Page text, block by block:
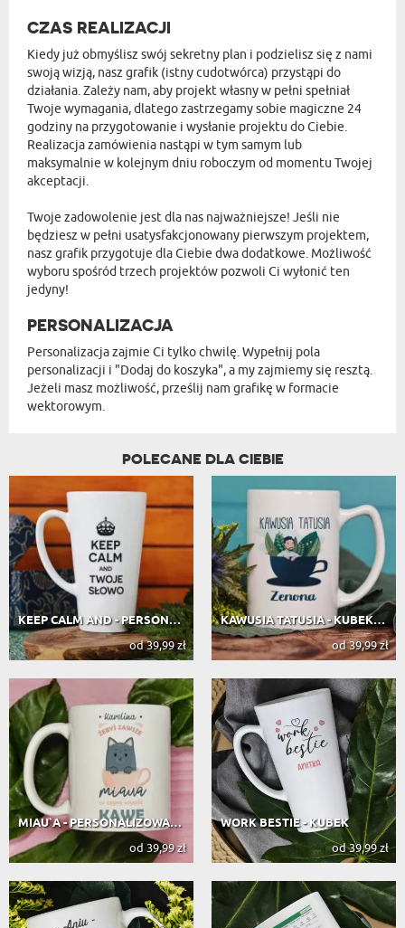
CZAS REALIZACJI
Kiedy już obmyślisz swój sekretny plan i podzielisz się z nami
swoją wizją, nasz grafik (istny cudotwórca) przystąpi do
działania. Zależy nam, aby projekt własny w pełni spełniał
Twoje wymagania, dlatego zastrzegamy sobie magiczne 24
godziny na przygotowanie i wysłanie projektu do Ciebie.
Realizacja zamówienia nastąpi w tym samym lub
maksymalnie w kolejnym dniu roboczym od momentu Twojej
akceptacji.
Twoje zadowolenie jest dla nas najważniejsze! Jeśli nie
będziesz w pełni usatysfakcjonowany pierwszym projektem,
nasz grafik przygotuje dla Ciebie dwa dodatkowe. Możliwość
wyboru spośród trzech projektów pozwoli Ci wyłonić ten
jedyny!
PERSONALIZACJA
Personalizacja zajmie Ci tylko chwilę. Wypełnij pola
personalizacji i "Dodaj do koszyka", a my zajmiemy się resztą.
Jeżeli masz możliwość, prześlij nam grafikę w formacie
wektorowym.
POLECANE DLA CIEBIE
KEEP CALM AND - PERSONALIZOWANY KUBEK
od 39,99 zł
KAWUSIA TATUSIA - KUBEK PERSONALIZO...
od 39,99 zł
MIAU`A - PERSONALIZOWANY KUBEK
od 39,99 zł
WORK BESTIE - KUBEK
od 39,99 zł